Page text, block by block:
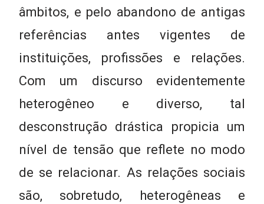
âmbitos, e pelo abandono de antigas
referências antes vigentes de
instituições, profissões e relações.
Com um discurso evidentemente
heterogêneo e diverso, tal
desconstrução drástica propicia um
nível de tensão que reflete no modo
de se relacionar. As relações sociais
são, sobretudo, heterogêneas e